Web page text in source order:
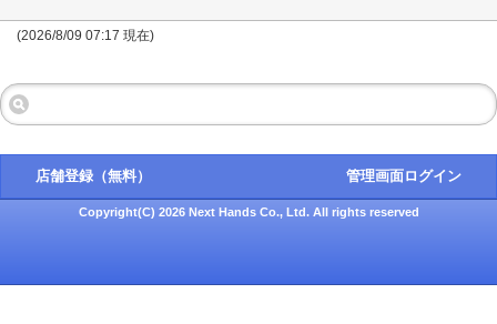
(2026/8/09 07:17 現在)
店舗登録（無料） 管理画面ログイン
Copyright(C) 2026 Next Hands Co., Ltd. All rights reserved